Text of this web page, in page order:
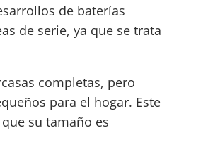
de baterías
de serie, ya que se trata
completas, pero
para el hogar. Este
su tamaño es